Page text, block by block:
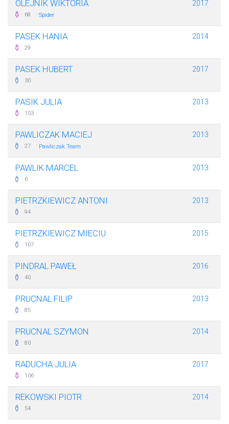
OLEJNIK WIKTORIA
68 · Spider
2017
PASEK HANIA
29
2014
PASEK HUBERT
30
2017
PASIK JULIA
103
2013
PAWLICZAK MACIEJ
27 · Pawliczak Team
2013
PAWLIK MARCEL
6
2013
PIETRZKIEWICZ ANTONI
94
2013
PIETRZKIEWICZ MIECIU
107
2015
PINDRAL PAWEŁ
40
2016
PRUCNAL FILIP
85
2013
PRUCNAL SZYMON
80
2014
RADUCHA JULIA
106
2017
REKOWSKI PIOTR
54
2014